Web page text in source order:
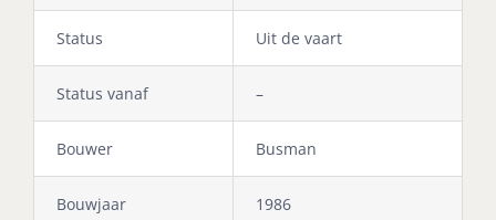
Status Uit de vaart
Status vanaf –
Bouwer Busman
Bouwjaar 1986